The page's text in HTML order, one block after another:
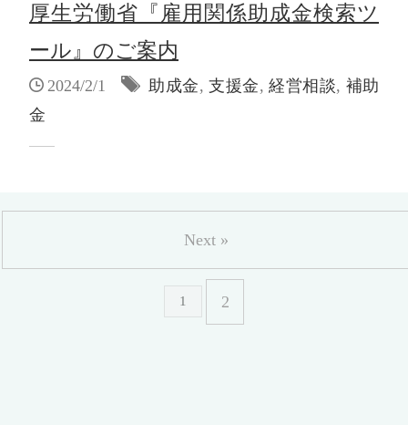
厚生労働省『雇用関係助成金検索ツ
ール』のご案内
2024/2/1 助成金, 支援金, 経営相談, 補助
金
1 2
Next »